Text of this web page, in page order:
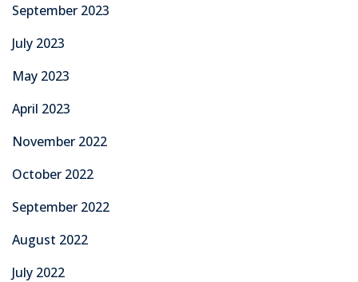
September 2023
July 2023
May 2023
April 2023
November 2022
October 2022
September 2022
August 2022
July 2022